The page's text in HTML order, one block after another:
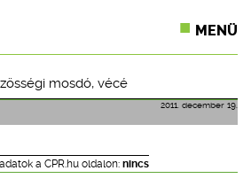
MENÜ
mosdó, vécé
2011. december 19.
a CPR.hu oldalon: nincs